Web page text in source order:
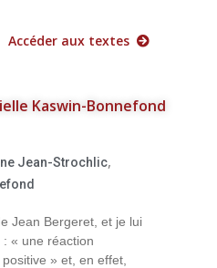
Accéder aux textes
Kaswin-Bonnefond
Jean-Strochlic,
Jean Bergeret, et je lui
« une réaction
» et, en effet,